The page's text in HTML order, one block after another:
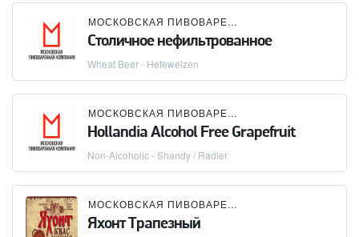
МОСКОВСКАЯ ПИВОВАРЕННАЯ КОМПАНИЯ (МПК)
Столичное нефильтрованное
Wheat Beer - Hefeweizen
МОСКОВСКАЯ ПИВОВАРЕННАЯ КОМПАНИЯ (МПК)
Hollandia Alcohol Free Grapefruit
Non-Alcoholic - Shandy / Radler
МОСКОВСКАЯ ПИВОВАРЕННАЯ КОМПАНИЯ (МПК)
Яхонт Трапезный